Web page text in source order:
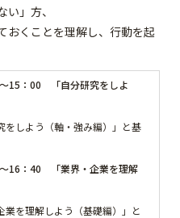
」方、
おくことを理解し、行動を起
15：00 「自分研究をしよ
しよう（軸・強み編）」と基
16：40 「業界・企業を理解
を理解しよう（基礎編）」と